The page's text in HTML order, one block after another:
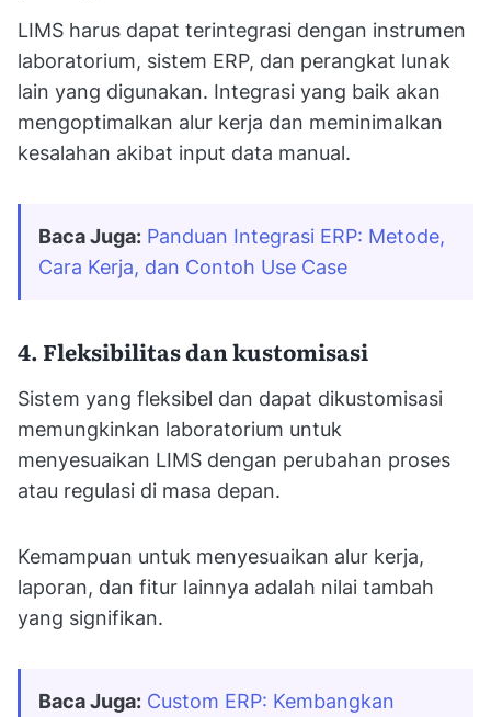
LIMS harus dapat terintegrasi dengan instrumen
laboratorium, sistem ERP, dan perangkat lunak
lain yang digunakan. Integrasi yang baik akan
mengoptimalkan alur kerja dan meminimalkan
kesalahan akibat input data manual.
Baca Juga: Panduan Integrasi ERP: Metode,
Cara Kerja, dan Contoh Use Case
4. Fleksibilitas dan kustomisasi
Sistem yang fleksibel dan dapat dikustomisasi
memungkinkan laboratorium untuk
menyesuaikan LIMS dengan perubahan proses
atau regulasi di masa depan.
Kemampuan untuk menyesuaikan alur kerja,
laporan, dan fitur lainnya adalah nilai tambah
yang signifikan.
Baca Juga: Custom ERP: Kembangkan